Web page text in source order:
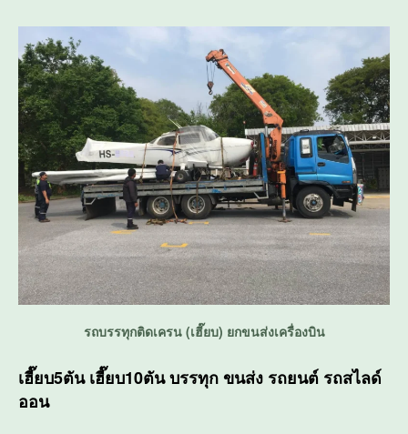
รถบรรทุกติดเครน (เฮี๊ยบ) ยกขนส่งเครื่องบิน
เฮี๊ยบ5ตัน เฮี๊ยบ10ตัน บรรทุก ขนส่ง รถยนต์ รถสไลด์
ออน